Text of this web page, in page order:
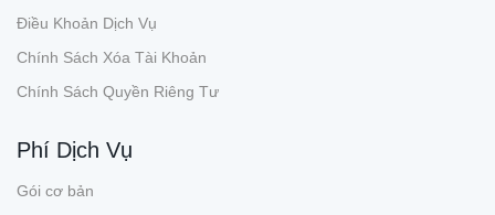
Điều Khoản Dịch Vụ
Chính Sách Xóa Tài Khoản
Chính Sách Quyền Riêng Tư
Phí Dịch Vụ
Gói cơ bản